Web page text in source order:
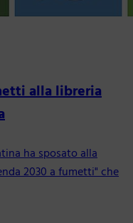
alla libreria
ha sposato alla
2030 a fumetti" che